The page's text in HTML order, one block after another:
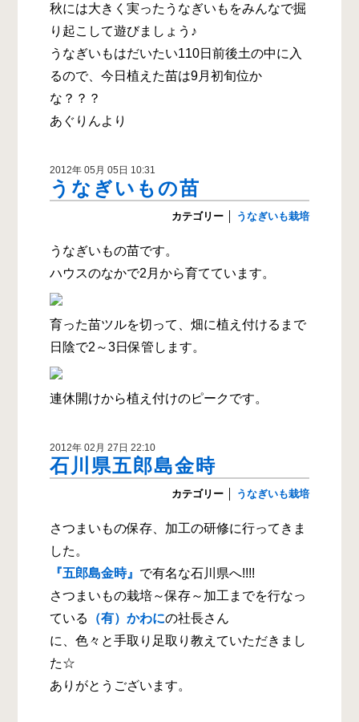
秋には大きく実ったうなぎいもをみんなで掘
り起こして遊びましょう♪
うなぎいもはだいたい110日前後土の中に入
るので、今日植えた苗は9月初旬位か
な？？？
あぐりんより
2012年 05月 05日 10:31
うなぎいもの苗
カテゴリー うなぎいも栽培
うなぎいもの苗です。
ハウスのなかで2月から育てています。
育った苗ツルを切って、畑に植え付けるまで
日陰で2～3日保管します。
連休開けから植え付けのピークです。
2012年 02月 27日 22:10
石川県五郎島金時
カテゴリー うなぎいも栽培
さつまいもの保存、加工の研修に行ってきま
した。
『五郎島金時』 で有名な石川県へ!!!!
さつまいもの栽培～保存～加工までを行なっ
ている
（有）かわにの社長さん
に、色々と手取り足取り教えていただきまし
た☆
ありがとうございます。